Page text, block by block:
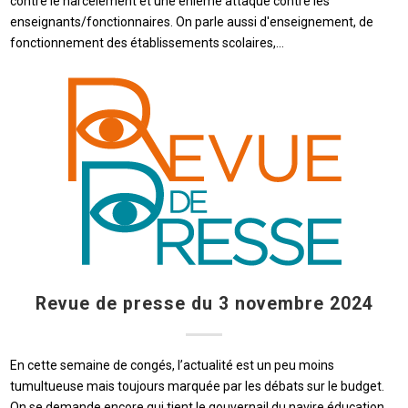
enseignants/fonctionnaires. On parle aussi d'enseignement, de
fonctionnement des établissements scolaires,…
Revue de presse du 3 novembre 2024
En cette semaine de congés, l’actualité est un peu moins
tumultueuse mais toujours marquée par les débats sur le budget.